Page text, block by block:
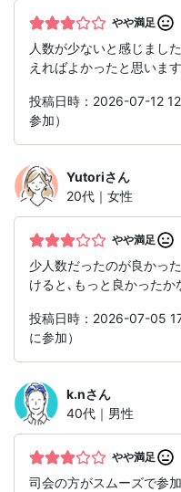
やや満足
人数が少ないと感じまし
えればよかったと思います
投稿日時：2026-07-12
参加）
Yutoriさん
20代｜女性
やや満足
少人数だったのが良かっ
けると､もっと良かったか
投稿日時：2026-07-05
に参加）
k.nさん
40代｜男性
やや満足
司会の方がスムーズで参